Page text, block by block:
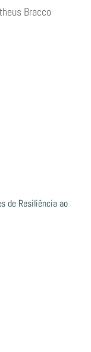
Bracco
de Resiliência ao